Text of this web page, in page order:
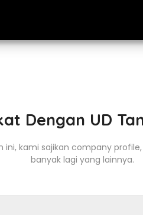
Dengan UD
kami sajikan company
banyak lagi yang lainnya.